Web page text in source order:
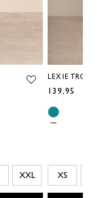
XXL
LEXIE
139,95
XS